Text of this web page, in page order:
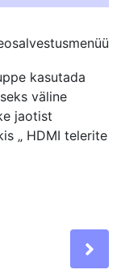
kasutada
väline
jaotist
„ HDMI telerite